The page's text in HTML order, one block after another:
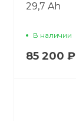
29,7 Ah
В наличии
85 200 ₽